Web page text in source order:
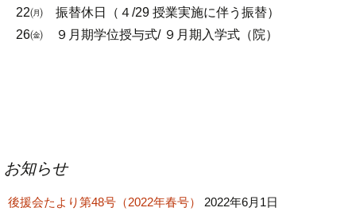
22㈪ 振替休日（４/29 授業実施に伴う振替）
26㈮ ９月期学位授与式/ ９月期入学式（院）
投
稿
ナ
お知らせ
後援会たより第48号（2022年春号） 2022年6月1日